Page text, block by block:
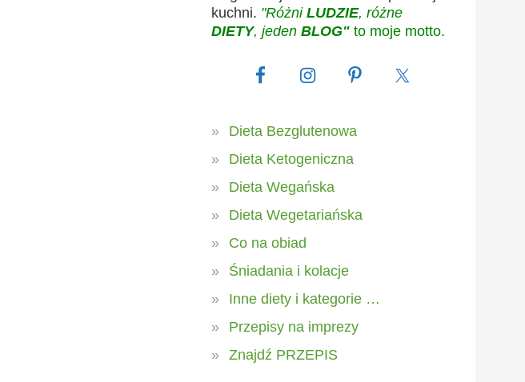
kuchni. "Różni LUDZIE, różne
DIETY, jeden BLOG" to moje motto.
Dieta Bezglutenowa
Dieta Ketogeniczna
Dieta Wegańska
Dieta Wegetariańska
Co na obiad
Śniadania i kolacje
Inne diety i kategorie …
Przepisy na imprezy
Znajdź PRZEPIS